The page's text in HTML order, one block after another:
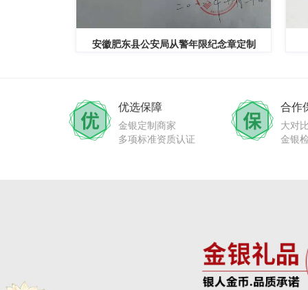
安徽肥东县公安局从警年限纪念章定制
优选保障
金银定制商家
多项标准资质认证
合作
大对
金银